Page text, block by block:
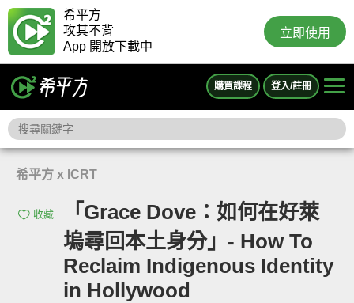
希平方
攻其不背
App 開放下載中
立即使用
購買課程 登入/註冊
希平方 x ICRT
收藏
「Grace Dove：如何在好萊
塢尋回本土身分」- How To
Reclaim Indigenous Identity
in Hollywood